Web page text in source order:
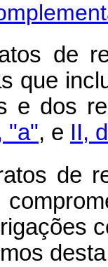
de
que
e dos
"a", e II,
de